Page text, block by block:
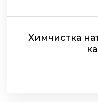
Химчистка